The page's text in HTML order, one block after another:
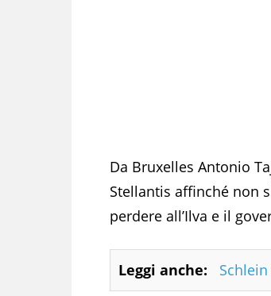
Da Bruxelles Antonio
Stellantis affinché non
perdere all’Ilva e il
Leggi anche: